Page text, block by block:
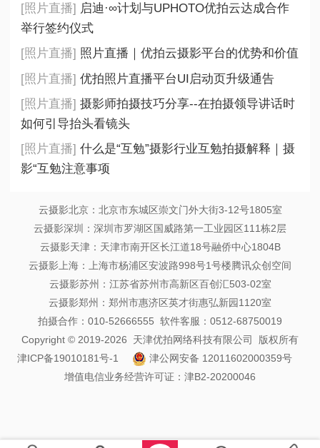
[照片直播] 启迪·∞计划与UPHOTO优拍云达成合作
举行签约仪式
[照片直播] 照片直播｜优拍云摄影平台的优势和价值
[照片直播] 优拍照片直播平台UI启动页升级通告
[照片直播] 摄影师拍摄技巧分享--在拍摄领导讲话时
如何引导抬头看镜头
[照片直播] 什么是“互勉”摄影行业互勉拍摄解释｜摄
影“互勉注意事项
云摄影北京：北京市东城区崇文门外大街3-12号1805室
云摄影深圳：深圳市罗湖区国威路第一工业园区111栋2层
云摄影天津：天津市南开区长江道18号融侨中心1804B
云摄影上海：上海市杨浦区安波路998号1号楼腾讯众创空间
云摄影苏州：江苏省苏州市高新区百创汇503-02室
云摄影郑州：郑州市惠济区英才街惠弘新园1120室
拍摄合作：010-52666555 软件客服：0512-68750019
Copyright © 2019-2026 天津优拍网络科技有限公司 版权所有
津ICP备19010181号-1
津公网安备 12011602000359号
增值电信业务经营许可证：津B2-20200046